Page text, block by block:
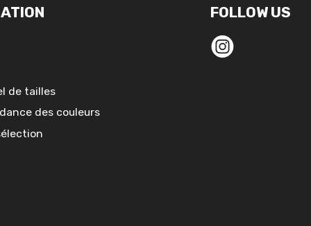
de tailles
des couleurs
FOLLOW US